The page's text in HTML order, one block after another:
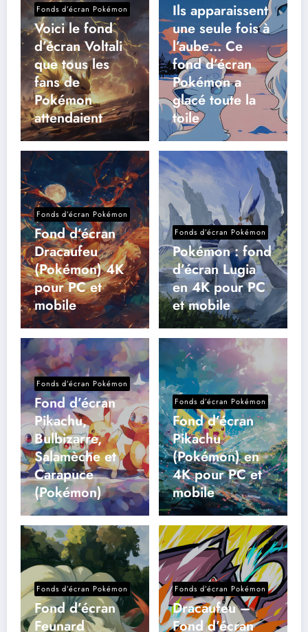
Fonds d’écran Pokémon
Voici le fond
d’écran Voltali
que tous les
fans de
Pokémon
attendaient
Ils apparaissent
une seule fois à
l’aube… Ce
fond d’écran
Pokémon a
glacé toute la
toile
Fonds d’écran Pokémon
Fond d’écran
Dracaufeu
(Pokémon) 4K
pour PC et
mobile
Fonds d’écran Pokémon
Pokémon : fond
d’écran Lugia
en 4K pour PC
et mobile
Fonds d’écran Pokémon
Fond d’écran
Pikachu,
Bulbizarre,
Salamèche et
Carapuce
(Pokémon)
Fonds d’écran Pokémon
Fond d’écran
Pikachu
(Pokémon) en
4K pour PC et
mobile
Fonds d’écran Pokémon
Fond d’écran
Feunard
Fonds d’écran Pokémon
Dracaufeu –
Fond d’écran